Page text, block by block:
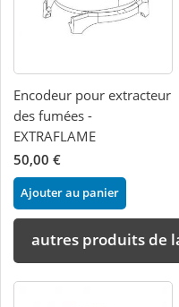
Encodeur pour extracteur
des fumées -
EXTRAFLAME
50,00 €
Ajouter au panier
autres produits de